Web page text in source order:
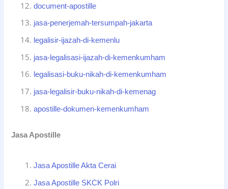
document-apostille
jasa-penerjemah-tersumpah-jakarta
legalisir-ijazah-di-kemenlu
jasa-legalisasi-ijazah-di-kemenkumham
legalisasi-buku-nikah-di-kemenkumham
jasa-legalisir-buku-nikah-di-kemenag
apostille-dokumen-kemenkumham
Jasa Apostille
Jasa Apostille Akta Cerai
Jasa Apostille SKCK Polri